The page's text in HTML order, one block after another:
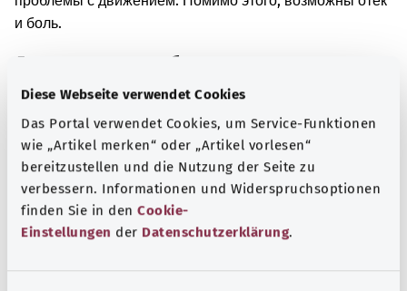
Diese Webseite verwendet Cookies
Das Portal verwendet Cookies, um Service-Funktionen
wie „Artikel merken“ oder „Artikel vorlesen“
bereitzustellen und die Nutzung der Seite zu
verbessern. Informationen und Widerspruchsoptionen
finden Sie in den Cookie-
Einstellungen der Datenschutzerklärung.
и боль.
Дополнительные обозначения
Указание
Источник
hab’ ich? GmbH по поручению Bundesministerium für